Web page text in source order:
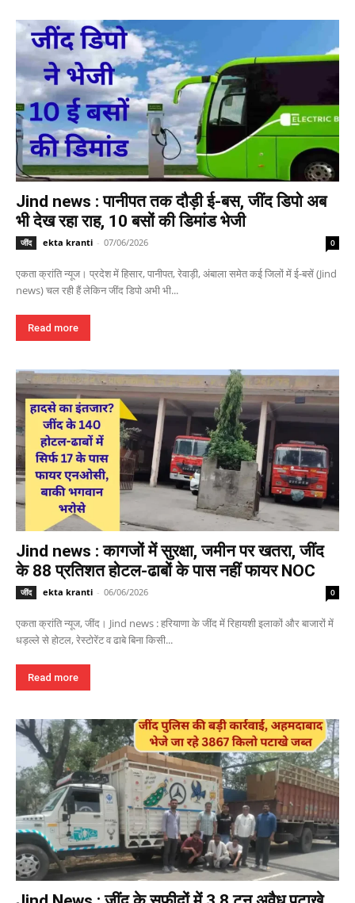
Jind news : पानीपत तक दौड़ी ई-बस, जींद डिपो अब
भी देख रहा राह, 10 बसों की डिमांड भेजी
जींद ekta kranti - 07/06/2026 0
एकता क्रांति न्यूज। प्रदेश में हिसार, पानीपत, रेवाड़ी, अंबाला समेत कई जिलों में ई-बसें (Jind
news) चल रही हैं लेकिन जींद डिपो अभी भी...
Read more
Jind news : कागजों में सुरक्षा, जमीन पर खतरा, जींद
के 88 प्रतिशत होटल-ढाबों के पास नहीं फायर NOC
जींद ekta kranti - 06/06/2026 0
एकता क्रांति न्यूज, जींद। Jind news : हरियाणा के जींद में रिहायशी इलाकों और बाजारों में
धड़ल्ले से होटल, रेस्टोरेंट व ढाबे बिना किसी...
Read more